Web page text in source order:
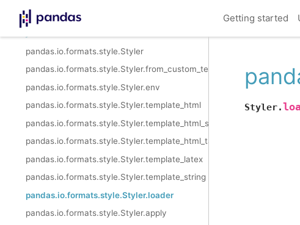
Getting started
Resampling
pandas.io.formats.style.Styler
pandas.io.formats.style.Styler.from_custom_template
pandas.io.formats.style.Styler.env
pandas.io.formats.style.Styler.template_html
pandas.io.formats.style.Styler.template_html_style
pandas.io.formats.style.Styler.template_html_table
pandas.io.formats.style.Styler.template_latex
pandas.io.formats.style.Styler.template_string
pandas.io.formats.style.Styler.loader
pandas.io.formats.style.Styler.apply
Styler.